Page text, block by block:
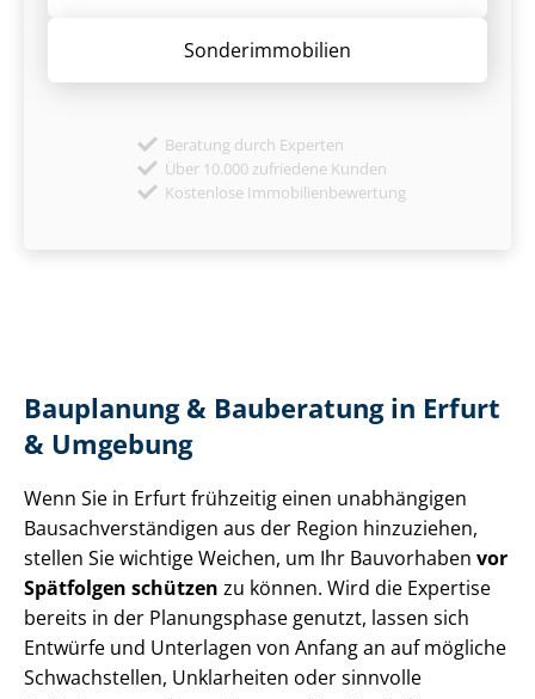
Sonder­immobilien
Beratung durch Experten
Über 10.000 zufriedene Kunden
Kostenlose Immobilienbewertung
Bauplanung & Bauberatung in Erfurt
& Umgebung
Wenn Sie in Erfurt frühzeitig einen unabhängigen
Bau­sach­ver­stän­di­gen aus der Region hinzuziehen,
stellen Sie wichtige Weichen, um Ihr Bauvorhaben vor
Spätfolgen schützen zu können. Wird die Expertise
bereits in der Planungsphase genutzt, lassen sich
Entwürfe und Unterlagen von Anfang an auf mögliche
Schwachstellen, Unklarheiten oder sinnvolle